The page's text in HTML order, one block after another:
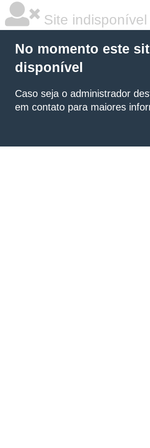
Site indisponível
No momento este
disponível
Caso seja o administrador
em contato para maiores